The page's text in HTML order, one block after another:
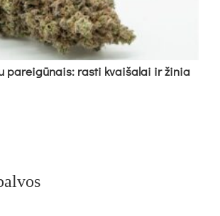
pa­rei­gū­nais: ras­ti kvai­ša­lai ir ži­nia